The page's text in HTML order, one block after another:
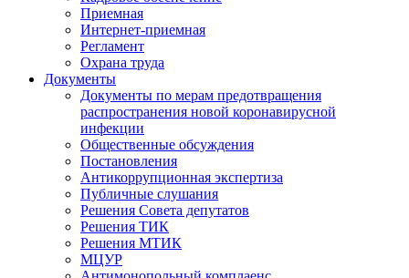
Приемная
Интернет-приемная
Регламент
Охрана труда
Документы
Документы по мерам предотвращения
распространения новой коронавирусной
инфекции
Общественные обсуждения
Постановления
Антикоррупционная экспертиза
Публичные слушания
Решения Совета депутатов
Решения ТИК
Решения МТИК
МЦУР